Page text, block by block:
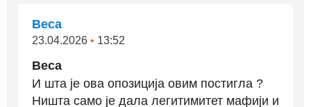
Веса
23.04.2026 • 13:52
Веса
И шта је ова опозиција овим постигла ?
Ништа само је дала легитимитет мафији и